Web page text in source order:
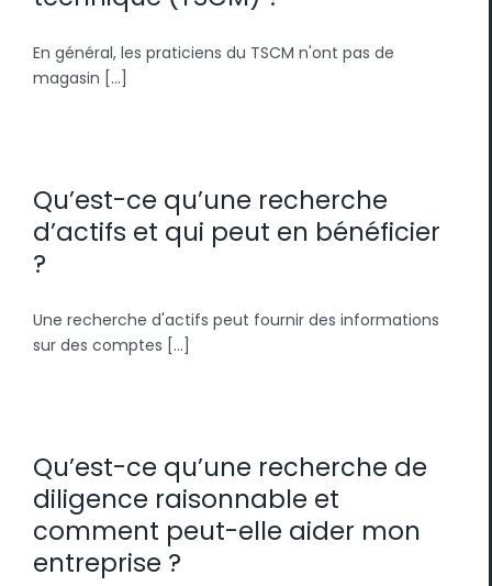
En général, les praticiens du TSCM n'ont pas de
magasin [...]
Qu’est-ce qu’une recherche
d’actifs et qui peut en bénéficier
?
Une recherche d'actifs peut fournir des informations
sur des comptes [...]
Qu’est-ce qu’une recherche de
diligence raisonnable et
comment peut-elle aider mon
entreprise ?